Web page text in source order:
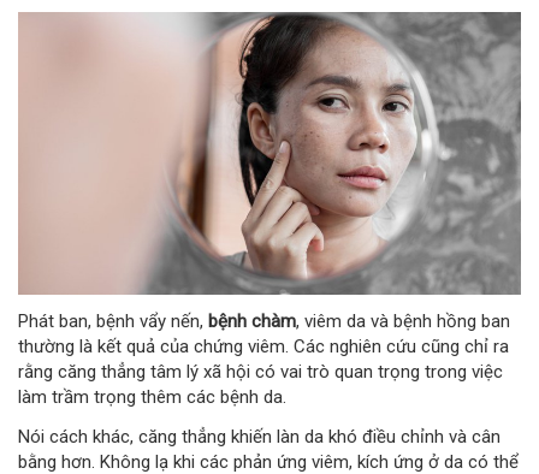
Phát ban, bệnh vẩy nến, bệnh chàm, viêm da và bệnh hồng ban
thường là kết quả của chứng viêm. Các nghiên cứu cũng chỉ ra
rằng căng thẳng tâm lý xã hội có vai trò quan trọng trong việc
làm trầm trọng thêm các bệnh da.
Nói cách khác, căng thẳng khiến làn da khó điều chỉnh và cân
bằng hơn. Không lạ khi các phản ứng viêm, kích ứng ở da có thể